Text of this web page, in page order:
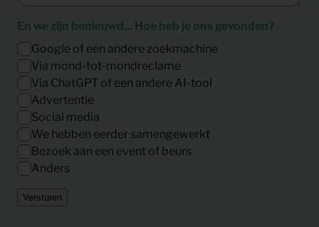
En we zijn benieuwd... Hoe heb je ons gevonden?
Google of een andere zoekmachine
Via mond-tot-mondreclame
Via ChatGPT of een andere AI-tool
Advertentie
Social media
We hebben eerder samengewerkt
Bezoek aan een event of beurs
Anders
Versturen